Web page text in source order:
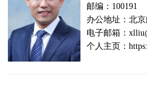
邮编：100191
办公地址：北
电子邮箱：
个人主页：